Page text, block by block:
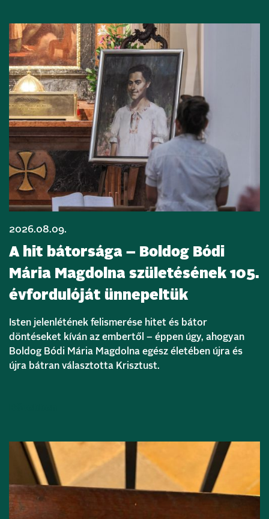
2026.08.09.
A hit bátorsága – Boldog Bódi
Mária Magdolna születésének 105.
évfordulóját ünnepeltük
Isten jelenlétének felismerése hitet és bátor
döntéseket kíván az embertől – éppen úgy, ahogyan
Boldog Bódi Mária Magdolna egész életében újra és
újra bátran választotta Krisztust.